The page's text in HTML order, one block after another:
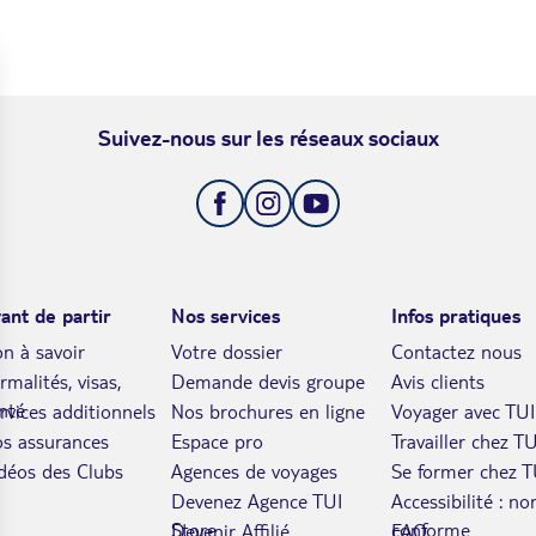
Suivez-nous sur les réseaux sociaux
de partir
à savoir
visas,
additionnels
assurances
des Clubs
Nos services
Votre dossier
Demande devis groupe
Nos brochures en ligne
Espace pro
Agences de voyages
Devenez Agence TUI
Store
Devenir Affilié
Infos pratiques
Contactez nous
Avis clients
Voyager avec TUI
Travailler chez
Se former chez
Accessibilité :
conforme
FAQ